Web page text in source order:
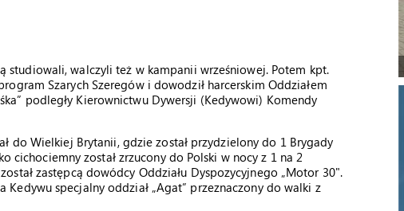
walczyli też w kampanii wrześniowej. Potem kpt.
Szarych Szeregów i dowodził harcerskim Oddziałem
podległy Kierownictwu Dywersji (Kedywowi) Komendy
do Wielkiej Brytanii, gdzie został przydzielony do 1 Brygady
cichociemny został zrzucony do Polski w nocy z 1 na 2
zastępcą dowódcy Oddziału Dyspozycyjnego „Motor 30".
specjalny oddział „Agat” przeznaczony do walki z